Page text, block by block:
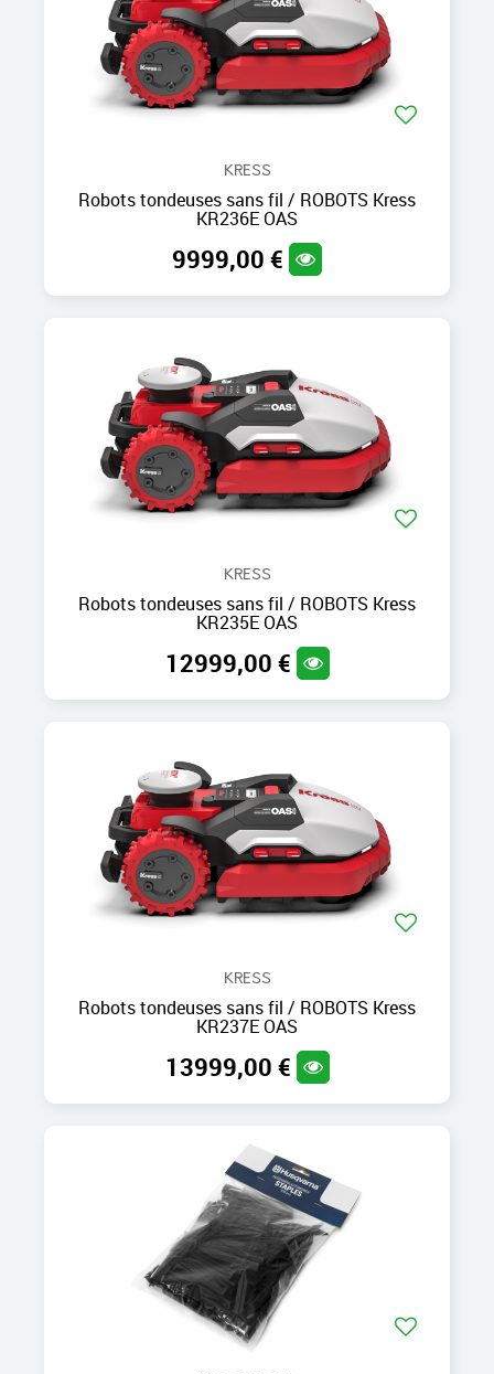
KRESS
Robots tondeuses sans fil / ROBOTS Kress
KR236E OAS
9999,00 €
KRESS
Robots tondeuses sans fil / ROBOTS Kress
KR235E OAS
12999,00 €
KRESS
Robots tondeuses sans fil / ROBOTS Kress
KR237E OAS
13999,00 €